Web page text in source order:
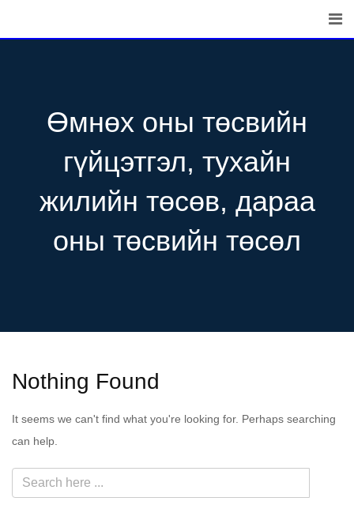
Өмнөх оны төсвийн
гүйцэтгэл, тухайн
жилийн төсөв, дараа
оны төсвийн төсөл
Nothing Found
It seems we can't find what you're looking for. Perhaps searching
can help.